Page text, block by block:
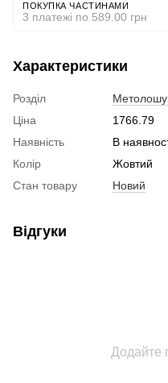
ПОКУПКА ЧАСТИНАМИ
3 платежі по 589.00 грн
Характеристики
Розділ
Ціна
1766.79
Наявність
В
Колір
Жовтий
Стан товару
Новий
Відгуки
Додайте